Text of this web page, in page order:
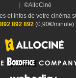
©AlloCiné
et infos de votre cinéma
892 892(0,90€/minute)